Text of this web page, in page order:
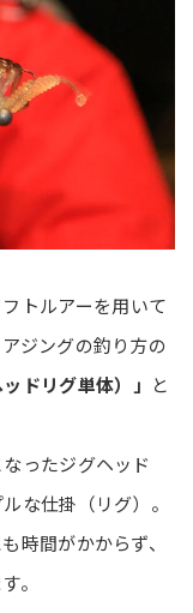
トルアーを用いて
ジングの釣り方の
ドリグ単体）」 と
ったジグヘッド
な仕掛（リグ）。
時間がかからず、
。